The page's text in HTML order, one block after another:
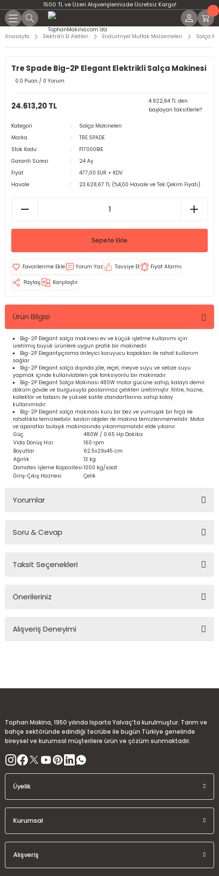
1500 TL ve Üzeri Alışverişlerinizde Ücretsiz Kargo!
Anasayfa Elektrikli El Aletleri Endüstriyel Mutfak Malzemeleri Salça
Tre Spade Big-2P Elegant Elektrikli Salça Makinesi
0.0 Puan / 0 Yorum
24.613,20 TL
4.922,64 TL den
başlayan taksitlerle!!
Kategori
Salça Makineleri
Marka
TRE SPADE
Stok Kodu
F17000BIE
Garanti Süresi
24 Ay
Fiyat
477,00 EUR + KDV
Havale
23.628,67 TL (%4,00 Havale ve Tek Çekim Fiyatı)
Sepete Ekle
Yorum Yaz Tavsiye Et Fiyat Alarmı
Paylaş Karşılaştır
Ürün Bilgisi
Big-2P Elegant salça makinesi ev ve küçük işletme kullanımı için
üretilmiş büyük ürünlere uygun pratik bir makinedir
Big-2P Elegantşıçrama önleyici koruyucu kapakları ile rahat kullanım
sağlar
Big-2P Elegant salça dışında jöle, reçel, meyve suyu ve sebze suyu
yapmak içinde kullanılabilen çok fonksiyonlu bir makinadır.
Big-2P Elegant Salça Makinası 480W motor gücüne sahip, kalaylı demir
döküm gövde ve burgusuyla paslanmaz çelikten üretilmiştir. filitre, hazne,
kollektör ve tabanı ile yüksek kalite standartlarına sahip kolay
kullanımlıdır.
Big-2P Elegant salça makinası kuru bir bez ve yumuşak bir fırça ile
rahatlıkla temizleebilir. keskin objeler ile makina temizlenmemelidir. Motor
ve aparatlar bulaşık makinasında yıkanmamalıdır elde yıkanır.
Güç
480W / 0.65 Hp Dakika
Vida Dönüş Hızı
160 rpm
Boyutlar
62.5x29x45 cm
Ağırlık
13 kg
Domates İşleme Kapasitesi 1000 kg/saat
Giriş-Çıkış Haznesi
Çelik
Yorumlar
Soru & Cevap
Ürün hakkında henüz soru sorulmamış.
Taksit Seçenekleri
Önerileriniz
konularda yetersiz gördüğünüz noktaları öneri formunu
Bu ürüne benzer farklı alternatifler olmalı.
Alışveriş Deneyimi
Tophan Makina, 1950 yılında Isparta Yalvaç’ta kurulmuştur. Tarım ve
bahçe sektöründe edindiği tecrübe ile bugün Türkiye genelinde
bireysel ve kurumsal müşterilere ürün ve çözüm sunmaktadır.
Üyelik
Kurumsal
Alışveriş